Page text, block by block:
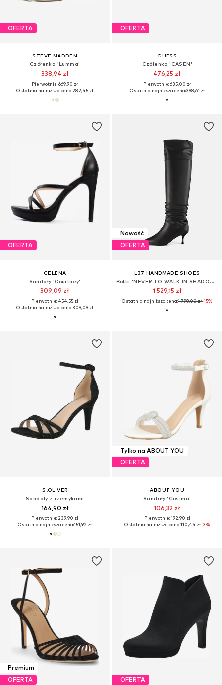
OFERTA
STEVE MADDEN
Czółenka 'Lumma'
338,94 zł
Pierwotnie: 669,90 zł
Ostatnia najniższa cena:282,45 zł
OFERTA
GUESS
Czółenka 'CASEN'
476,25 zł
Pierwotnie: 635,00 zł
Ostatnia najniższa cena:398,61 zł
OFERTA
CELENA
Sandały 'Courtney'
309,09 zł
Pierwotnie: 454,55 zł
Ostatnia najniższa cena:309,09 zł
Nowość
OFERTA
L37 HANDMADE SHOES
Botki 'NEVER TO WALK IN SHADOWS'
1 529,15 zł
Ostatnia najniższa cena:1 799,00 zł-15%
S.OLIVER
Sandały z rzemykami
164,90 zł
Pierwotnie: 239,90 zł
Ostatnia najniższa cena:151,92 zł
Tylko na ABOUT YOU
OFERTA
ABOUT YOU
Sandały 'Cosima'
106,32 zł
Pierwotnie: 192,90 zł
Ostatnia najniższa cena:110,44 zł-3%
Premium
OFERTA
OFERTA